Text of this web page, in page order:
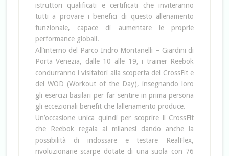
istruttori qualificati e certificati che inviteranno
tutti a provare i benefici di questo allenamento
funzionale, capace di aumentare le proprie
performance globali.
All’interno del Parco Indro Montanelli – Giardini di
Porta Venezia, dalle 10 alle 19, i trainer Reebok
condurranno i visitatori alla scoperta del CrossFit e
del WOD (Workout of the Day), insegnando loro
gli esercizi basilari per far sentire in prima persona
gli eccezionali benefit che lallenamento produce.
Un’occasione unica quindi per scoprire il CrossFit
che Reebok regala ai milanesi dando anche la
possibilità di indossare e testare RealFlex,
rivoluzionarie scarpe dotate di una suola con 76